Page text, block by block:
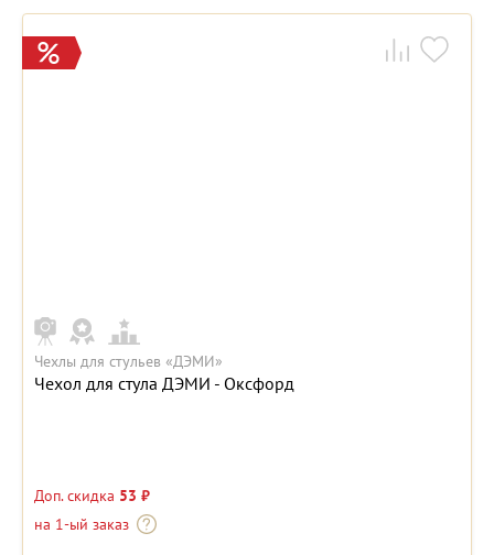
Чехлы для стульев «ДЭМИ»
Чехол для стула ДЭМИ - Оксфорд
Доп. скидка 53 ₽
на 1-ый заказ